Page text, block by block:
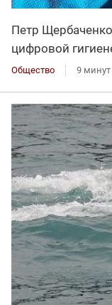
Петр
цифровой
Общество 9